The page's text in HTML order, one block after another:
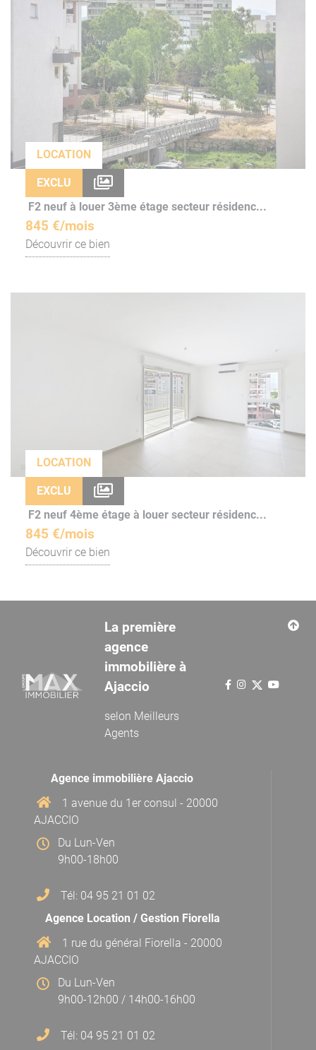
LOCATION
EXCLU
F2 neuf à louer 3ème étage secteur résidenc...
845 €/mois
Découvrir ce bien
LOCATION
EXCLU
F2 neuf 4ème étage à louer secteur résidenc...
845 €/mois
Découvrir ce bien
La première
agence
immobilière à
Ajaccio
selon Meilleurs
Agents
Agence immobilière Ajaccio
1 avenue du 1er consul - 20000
AJACCIO
Du Lun-Ven
9h00-18h00
Tél: 04 95 21 01 02
Agence Location / Gestion Fiorella
1 rue du général Fiorella - 20000
AJACCIO
Du Lun-Ven
9h00-12h00 / 14h00-16h00
Tél: 04 95 21 01 02